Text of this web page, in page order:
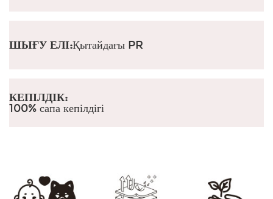
ШЫҒУ ЕЛІ:Қытайдағы PR
КЕПІЛДІК:
100% сапа кепілдігі